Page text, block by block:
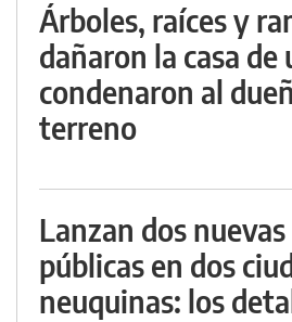
Árboles, raíces y
dañaron la casa de
condenaron al
terreno
Lanzan dos
públicas en dos
neuquinas: los